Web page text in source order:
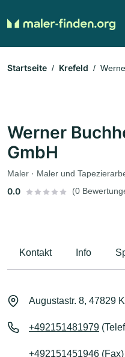
Startseite Krefeld
Werner
GmbH
Maler · Maler und
0.0 (0
Kontakt Info
Augustastr. 8, 47829
+492151481979
+492151451946 (Fax)